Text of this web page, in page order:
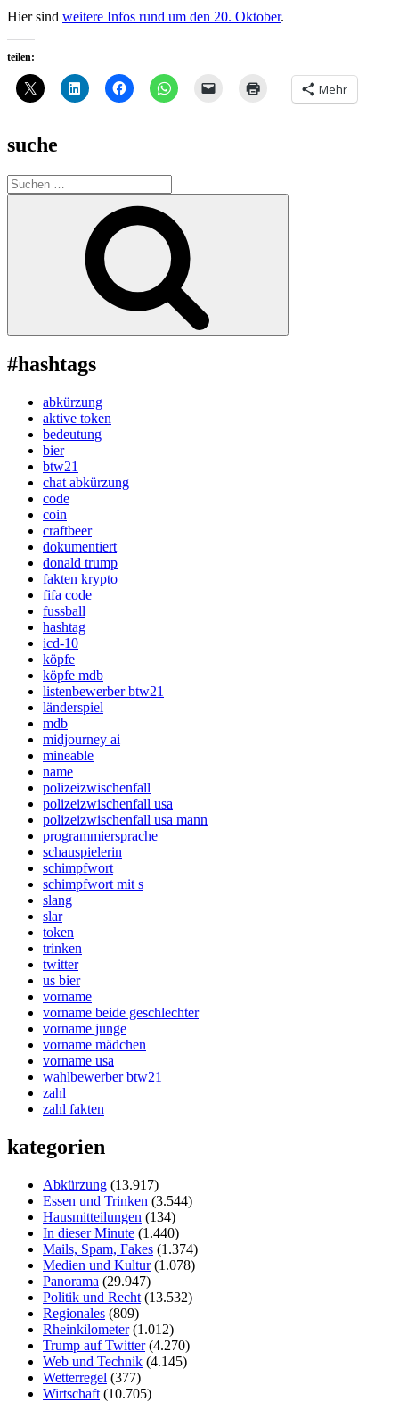
Hier sind weitere Infos rund um den 20. Oktober.
teilen:
Mehr
suche
Suche
nach:
#hashtags
abkürzung
aktive token
bedeutung
bier
btw21
chat abkürzung
code
coin
craftbeer
dokumentiert
donald trump
fakten krypto
fifa code
fussball
hashtag
icd-10
köpfe
köpfe mdb
listenbewerber btw21
länderspiel
mdb
midjourney ai
mineable
name
polizeizwischenfall
polizeizwischenfall usa
polizeizwischenfall usa mann
programmiersprache
schauspielerin
schimpfwort
schimpfwort mit s
slang
slar
token
trinken
twitter
us bier
vorname
vorname beide geschlechter
vorname junge
vorname mädchen
vorname usa
wahlbewerber btw21
zahl
zahl fakten
kategorien
Abkürzung (13.917)
Essen und Trinken (3.544)
Hausmitteilungen (134)
In dieser Minute (1.440)
Mails, Spam, Fakes (1.374)
Medien und Kultur(1.078)
Panorama (29.947)
Politik und Recht (13.532)
Regionales (809)
Rheinkilometer(1.012)
Trump auf Twitter(4.270)
Web und Technik (4.145)
Wetterregel (377)
Wirtschaft (10.705)